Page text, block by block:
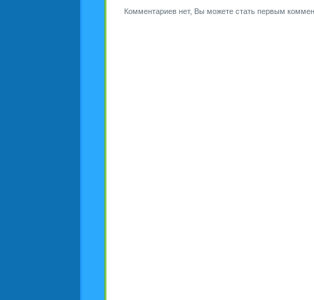
Комментариев нет, Вы можете стать первым